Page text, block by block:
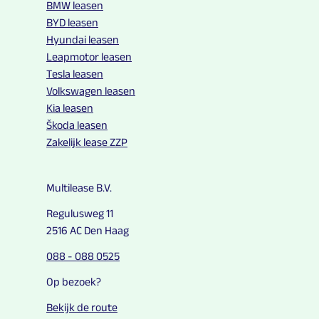
BMW leasen
BYD leasen
Hyundai leasen
Leapmotor leasen
Tesla leasen
Volkswagen leasen
Kia leasen
Škoda leasen
Zakelijk lease ZZP
Multilease B.V.
Regulusweg 11
2516 AC Den Haag
088 - 088 0525
Op bezoek?
Bekijk de route